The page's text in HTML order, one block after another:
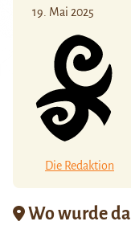
19. Mai 2025
Die Redaktion
Wo wurde